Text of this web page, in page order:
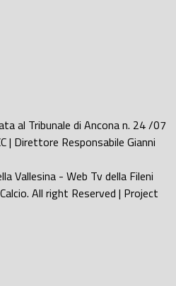
al Tribunale di Ancona n. 24 /07
| Direttore Responsabile Gianni
Vallesina - Web Tv della Fileni
All right Reserved | Project